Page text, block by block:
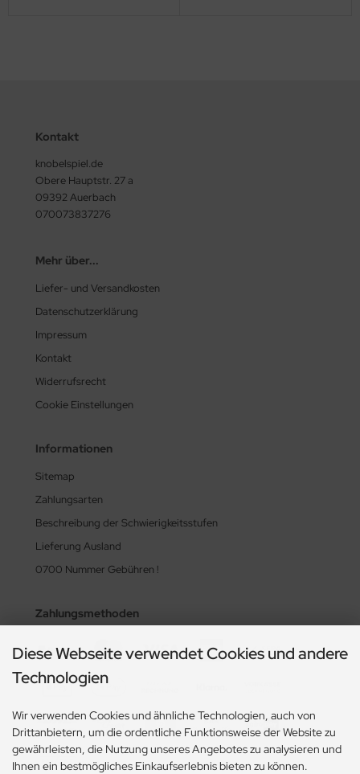
Kontakt
knobelspiel.de
Obere Hauptstr. 27 a
09392 Auerbach
070073837276
Mehr über...
Liefer- und Versandkosten
Datenschutzerklärung
Impressum
Kontakt
Widerrufsrecht
Cookie Einstellungen
Informationen
Sitemap
Zahlungsarten
Beschreibung der Schwierigkeitsstufen
Lieferung Ausland
0700 Nummer Gebühren !
Zahlungsmethoden
Diese Webseite verwendet Cookies und andere
Technologien
Wir verwenden Cookies und ähnliche Technologien, auch von
Drittanbietern, um die ordentliche Funktionsweise der Website zu
gewährleisten, die Nutzung unseres Angebotes zu analysieren und
Ihnen ein bestmögliches Einkaufserlebnis bieten zu können.